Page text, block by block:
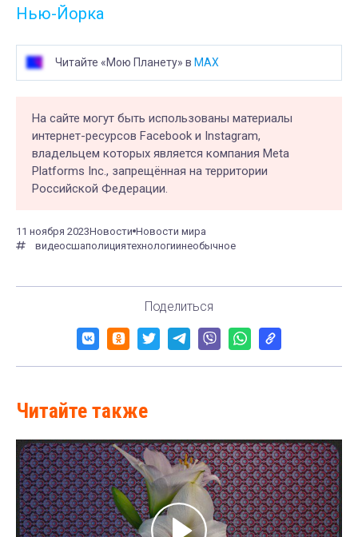
Нью-Йорка
Читайте «Мою Планету» в MAX
На сайте могут быть использованы материалы
интернет-ресурсов Facebook и Instagram,
владельцем которых является компания Meta
Platforms Inc., запрещённая на территории
Российской Федерации.
11 ноября 2023Новости Новости мира
видеосшаполициятехнологиинеобычное
Поделиться
Читайте также